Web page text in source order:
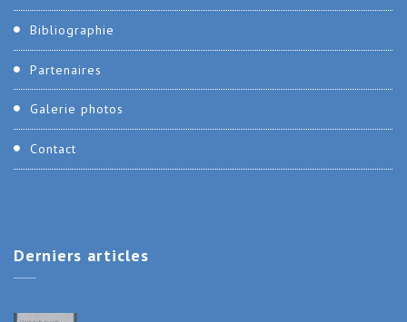
Bibliographie
Partenaires
Galerie photos
Contact
Derniers articles